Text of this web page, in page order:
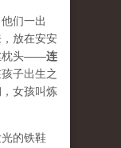
们一出
放在安安
枕头——连
子出生之
女孩叫炼
的铁鞋